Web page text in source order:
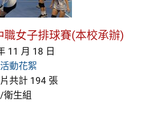
職女子排球賽(本校承辦)
11 月 18 日
動花絮
共計 194 張
衛生組